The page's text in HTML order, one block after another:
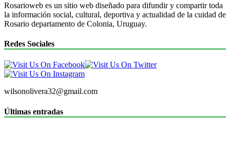
Rosarioweb es un sitio web diseñado para difundir y compartir toda
la información social, cultural, deportiva y actualidad de la cuidad de
Rosario departamento de Colonia, Uruguay.
Redes Sociales
wilsonolivera32@gmail.com
Últimas entradas